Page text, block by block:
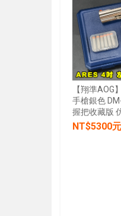
【翔準AOG
手槍銀色
握把收藏版
NT$5300元